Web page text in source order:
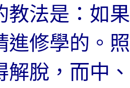
教法是：如
進修學的。
解脫，而中